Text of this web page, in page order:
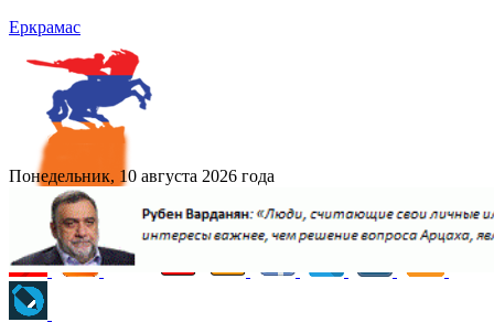
Еркрамас
Понедельник, 10 августа 2026 года